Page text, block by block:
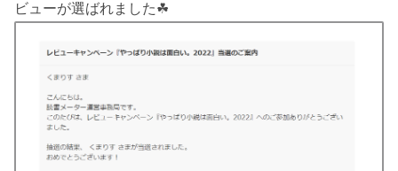
ビューが選ばれました☘